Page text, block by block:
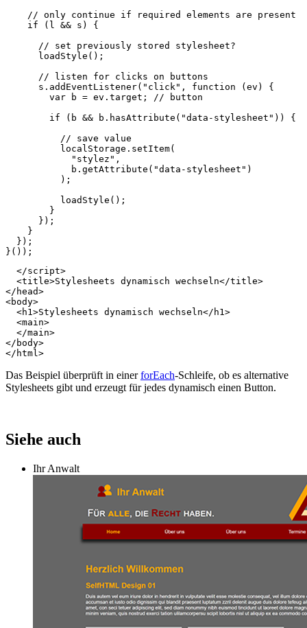
// only continue if required elements are present
if
( l && s )
{
// set previously stored stylesheet?
loadStyle ();
// listen for clicks on buttons
s . addEventListener( "click" , function (ev )
{
var
b = ev . target ;
// button
if
( b && b . hasAttribute ( "data-stylesheet" ))
{
// save value
localStorage . setItem(
"stylez" ,
b . getAttribute ( "data-stylesheet" )
);
loadStyle ();
}
});
}
});
}());
</script>
<title>Stylesheets dynamisch wechseln</title>
</ head>
<body>
<h1 >Stylesheets dynamisch wechseln</ h1 >
<main>
</main>
</ body>
</ html >
Das Beispiel überprüft in einerforEach-Schleife, ob es alternative
Stylesheets gibt und erzeugt für jedes dynamisch einen Button.
Siehe auch
Ihr Anwalt